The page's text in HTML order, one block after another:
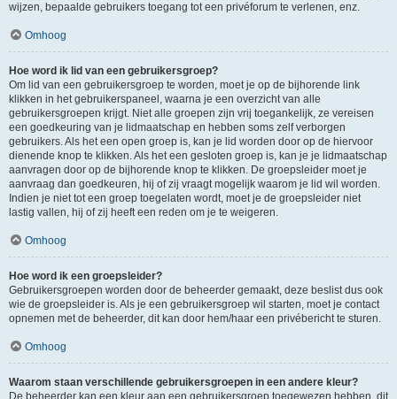
wijzen, bepaalde gebruikers toegang tot een privéforum te verlenen, enz.
Omhoog
Hoe word ik lid van een gebruikersgroep?
Om lid van een gebruikersgroep te worden, moet je op de bijhorende link
klikken in het gebruikerspaneel, waarna je een overzicht van alle
gebruikersgroepen krijgt. Niet alle groepen zijn vrij toegankelijk, ze vereisen
een goedkeuring van je lidmaatschap en hebben soms zelf verborgen
gebruikers. Als het een open groep is, kan je lid worden door op de hiervoor
dienende knop te klikken. Als het een gesloten groep is, kan je je lidmaatschap
aanvragen door op de bijhorende knop te klikken. De groepsleider moet je
aanvraag dan goedkeuren, hij of zij vraagt mogelijk waarom je lid wil worden.
Indien je niet tot een groep toegelaten wordt, moet je de groepsleider niet
lastig vallen, hij of zij heeft een reden om je te weigeren.
Omhoog
Hoe word ik een groepsleider?
Gebruikersgroepen worden door de beheerder gemaakt, deze beslist dus ook
wie de groepsleider is. Als je een gebruikersgroep wil starten, moet je contact
opnemen met de beheerder, dit kan door hem/haar een privébericht te sturen.
Omhoog
Waarom staan verschillende gebruikersgroepen in een andere kleur?
De beheerder kan een kleur aan een gebruikersgroep toegewezen hebben, dit